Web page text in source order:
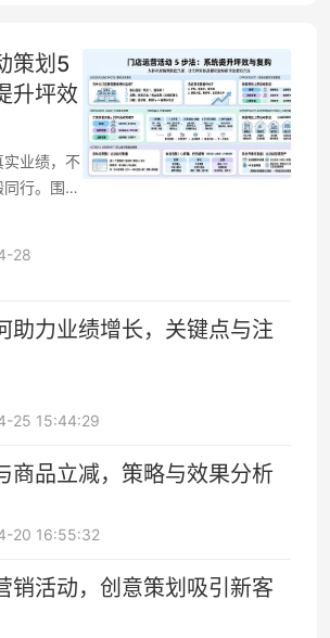
策划5
升坪效
实业绩，不
行。围绕
设计、执
实体店形
28
助力业绩增长，关键点与注
25 15:44:29
商品立减，策略与效果分析
20 16:55:32
销活动，创意策划吸引新客